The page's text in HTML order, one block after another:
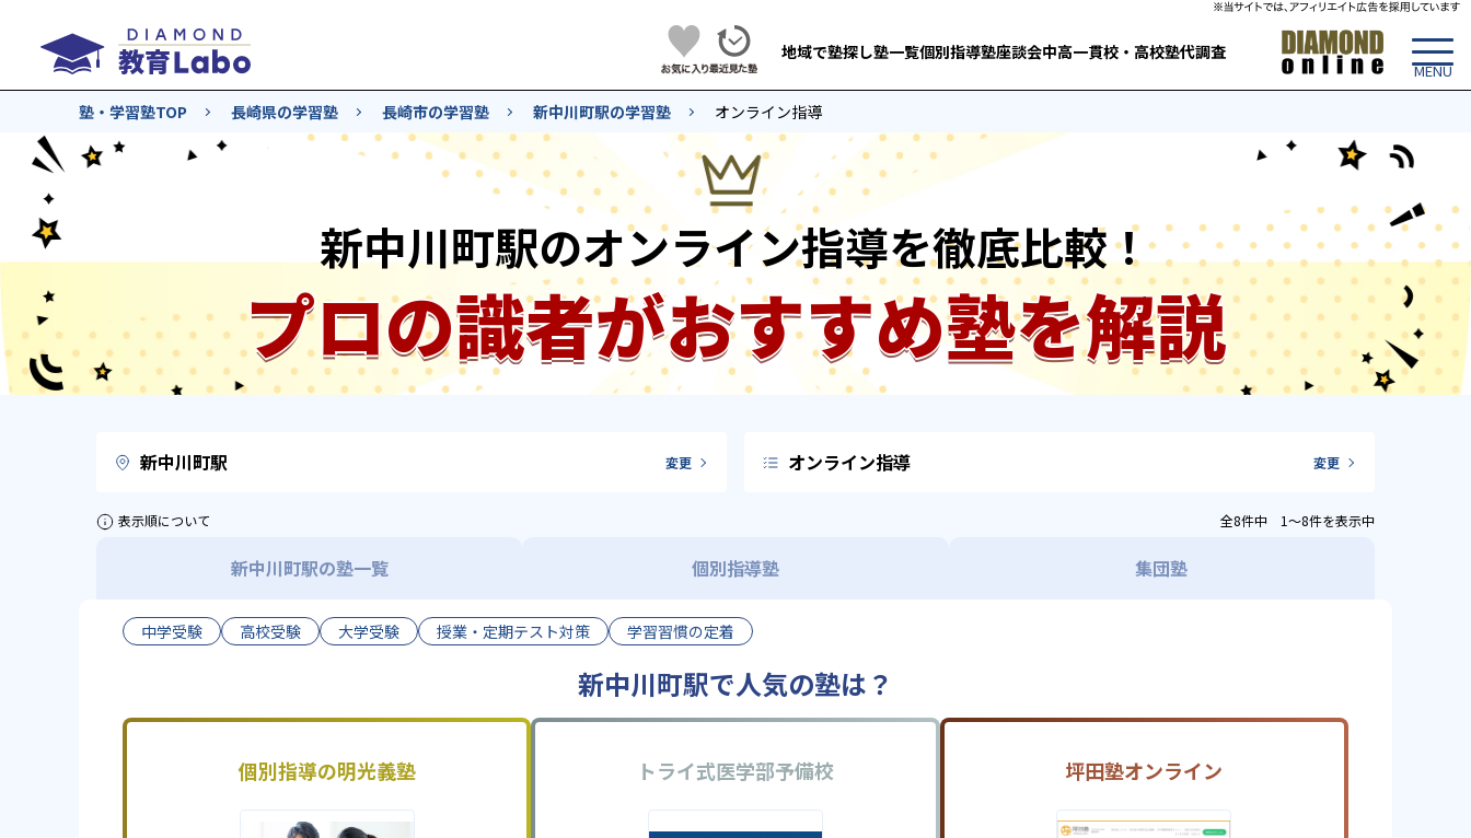
地域で塾探し塾一覧個別指導塾座談会中高一貫校・高校塾代調査
塾・学習塾TOP 長崎県の学習塾 長崎市の学習塾 新中川町駅の学習塾 オンライン指導
新中川町駅のオンライン指導を徹底比較！
プロの識者がおすすめ塾を解説
新中川町駅 変更 オンライン指導 変更
表示順について 全8件中 1〜8件を表示中
新中川町駅の塾一覧 個別指導塾 集団塾
中学受験 高校受験 大学受験 授業・定期テスト対策 学習習慣の定着
新中川町駅で人気の塾は？
個別指導の明光義塾 トライ式医学部予備校 坪田塾オンライン